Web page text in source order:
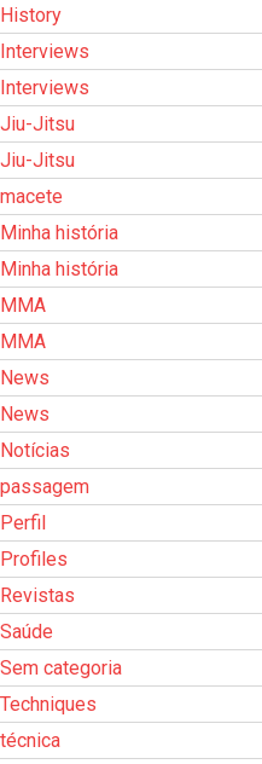
History
Interviews
Interviews
Jiu-Jitsu
Jiu-Jitsu
macete
Minha história
Minha história
MMA
MMA
News
News
Notícias
passagem
Perfil
Profiles
Revistas
Saúde
Sem categoria
Techniques
técnica